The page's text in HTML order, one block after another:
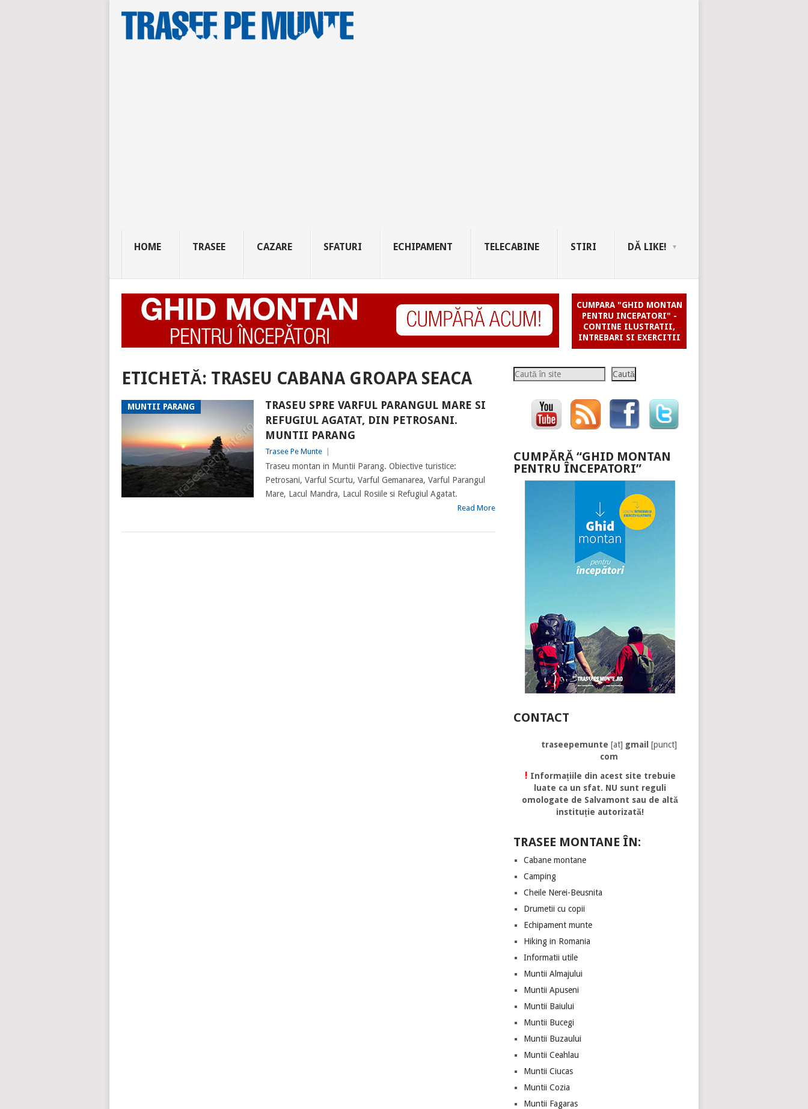
HOME TRASEE CAZARE SFATURI ECHIPAMENT TELECABINE STIRI DĂ LIKE!
CUMPARA "GHID MONTAN
PENTRU INCEPATORI" -
CONTINE ILUSTRATII,
INTREBARI SI EXERCITII
ETICHETĂ: TRASEU CABANA GROAPA SEACA
MUNTII PARANG
TRASEU SPRE VARFUL PARANGUL MARE SI
REFUGIUL AGATAT, DIN PETROSANI.
MUNTII PARANG
Trasee Pe Munte
Traseu montan in Muntii Parang. Obiective turistice:
Petrosani, Varful Scurtu, Varful Gemanarea, Varful Parangul
Mare, Lacul Mandra, Lacul Rosiile si Refugiul Agatat.
Read More
Caută Caută
CUMPĂRĂ “GHID MONTAN
PENTRU ÎNCEPATORI”
CONTACT
traseepemunte [at] gmail [punct]
com
! Informațiile din acest site trebuie
luate ca un sfat. NU sunt reguli
omologate de Salvamont sau de altă
instituție autorizată!
TRASEE MONTANE ÎN:
Cabane montane
Camping
Cheile Nerei-Beusnita
Drumetii cu copii
Echipament munte
Hiking in Romania
Informatii utile
Muntii Almajului
Muntii Apuseni
Muntii Baiului
Muntii Bucegi
Muntii Buzaului
Muntii Ceahlau
Muntii Ciucas
Muntii Cozia
Muntii Fagaras